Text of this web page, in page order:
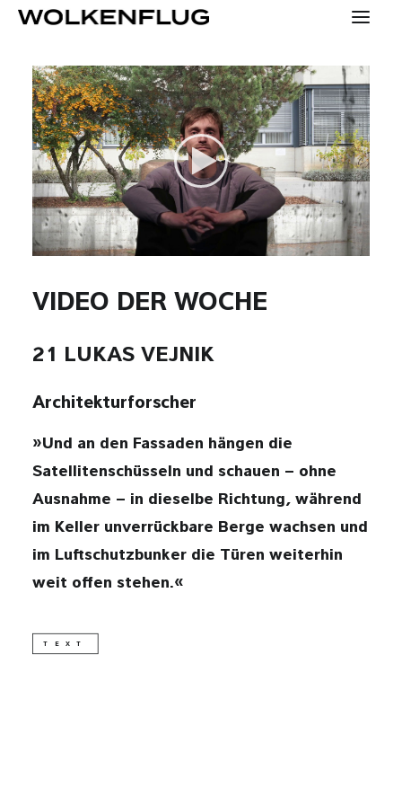
SPECIALS
KONTAKT
PRESSE
HOME
MENSCHEN
TEAM
DSGVO
IMPRESSUM
VIDEO DER WOCHE
21 LUKAS VEJNIK
Architekturforscher
»Und an den Fassaden hängen die
Satellitenschüsseln und schauen – ohne
Ausnahme – in dieselbe Richtung, während
im Keller unverrückbare Berge wachsen und
im Luftschutzbunker die Türen weiterhin
weit offen stehen.«
TEXT